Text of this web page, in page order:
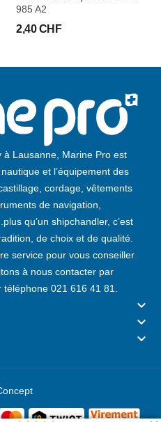
985 A2
2,40 CHF
Lausanne, Marine Pro est
et l’équipement des
cordage, vêtements
de navigation,
qu’un shipchandler, c’est
de choix et de qualité.
service pour vous conseiller
à nous contacter par
téléphone 021 616 41 81
keyboard_arrow_down
keyboard_arrow_down
keyboard_arrow_down